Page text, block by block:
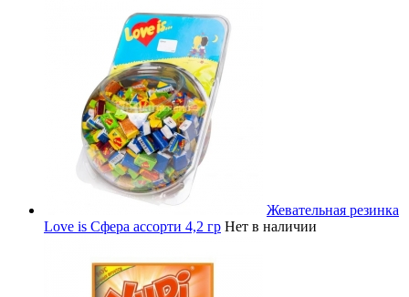
Жевательная резинка
Love is Сфера ассорти 4,2 гр Нет в наличии